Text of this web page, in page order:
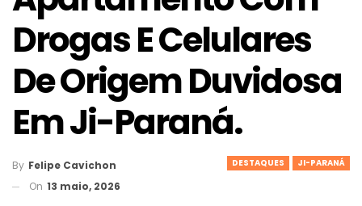
Drogas E Celulares
De Origem Duvidosa
Em Ji-Paraná.
DESTAQUES JI-PARANÁ
By Felipe Cavichon
On 13 maio, 2026